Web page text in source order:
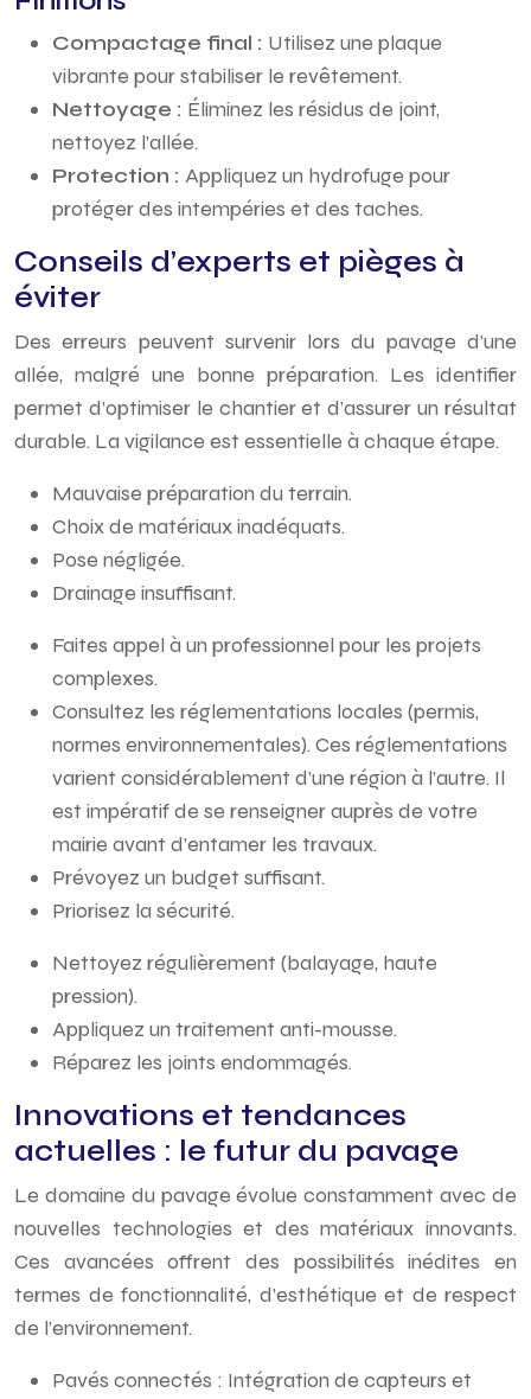
Compactage final : Utilisez une plaque
vibrante pour stabiliser le revêtement.
Nettoyage : Éliminez les résidus de joint,
nettoyez l’allée.
Protection : Appliquez un hydrofuge pour
protéger des intempéries et des taches.
Conseils d’experts et pièges à
éviter
Des erreurs peuvent survenir lors du pavage d’une
allée, malgré une bonne préparation. Les identifier
permet d’optimiser le chantier et d’assurer un résultat
durable. La vigilance est essentielle à chaque étape.
Mauvaise préparation du terrain.
Choix de matériaux inadéquats.
Pose négligée.
Drainage insuffisant.
Faites appel à un professionnel pour les projets
complexes.
Consultez les réglementations locales (permis,
normes environnementales). Ces réglementations
varient considérablement d’une région à l’autre. Il
est impératif de se renseigner auprès de votre
mairie avant d’entamer les travaux.
Prévoyez un budget suffisant.
Priorisez la sécurité.
Nettoyez régulièrement (balayage, haute
pression).
Appliquez un traitement anti-mousse.
Réparez les joints endommagés.
Innovations et tendances
actuelles : le futur du pavage
Le domaine du pavage évolue constamment avec de
nouvelles technologies et des matériaux innovants.
Ces avancées offrent des possibilités inédites en
termes de fonctionnalité, d’esthétique et de respect
de l’environnement.
Pavés connectés : Intégration de capteurs et